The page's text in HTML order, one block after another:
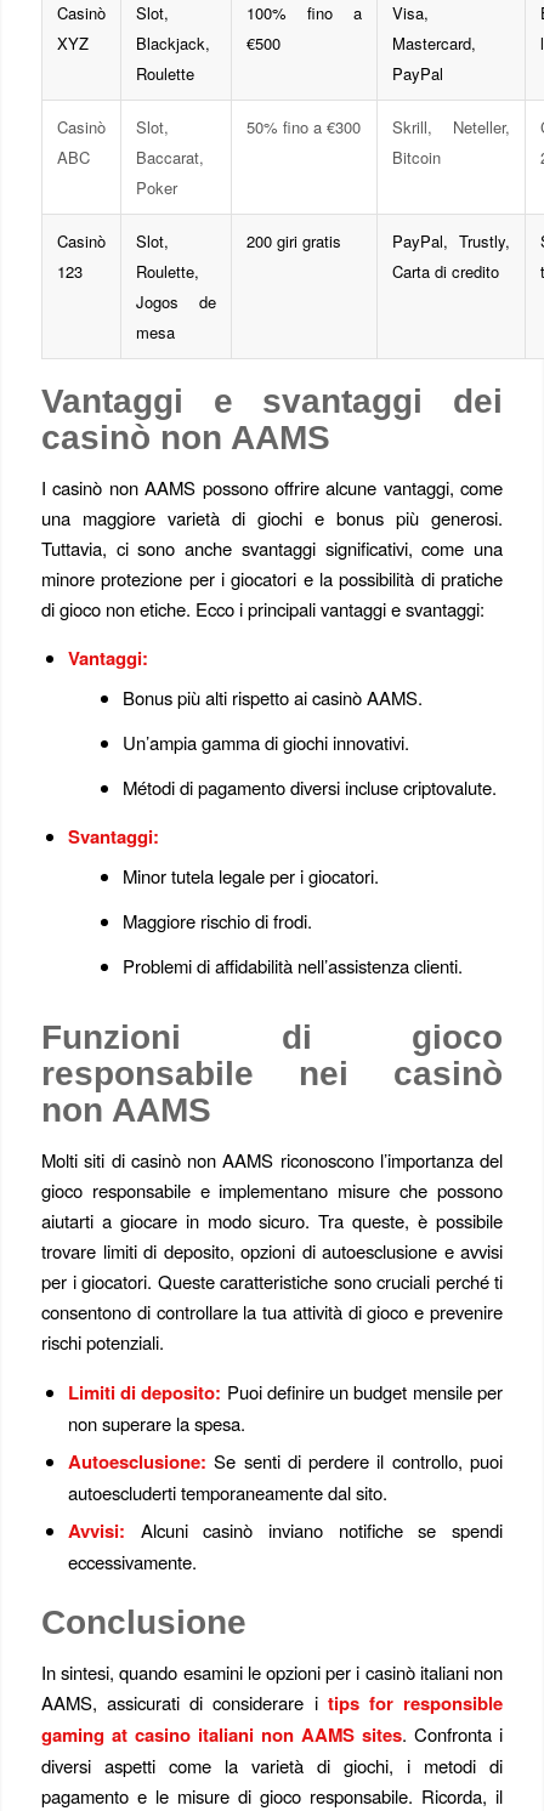
Casinò
XYZ
Slot,
Blackjack,
Roulette
100% fino a
€500
Visa,
Mastercard,
PayPal
Casinò
ABC
Slot,
Baccarat,
Poker
50% fino a €300
Skrill, Neteller,
Bitcoin
Casinò
123
Slot,
Roulette,
Jogos de
mesa
200 giri gratis
PayPal, Trustly,
Carta di credito
Vantaggi e svantaggi dei
casinò non AAMS
I casinò non AAMS possono offrire alcune vantaggi, come
una maggiore varietà di giochi e bonus più generosi.
Tuttavia, ci sono anche svantaggi significativi, come una
minore protezione per i giocatori e la possibilità di pratiche
di gioco non etiche. Ecco i principali vantaggi e svantaggi:
Vantaggi:
Bonus più alti rispetto ai casinò AAMS.
Un’ampia gamma di giochi innovativi.
Métodi di pagamento diversi incluse criptovalute.
Svantaggi:
Minor tutela legale per i giocatori.
Maggiore rischio di frodi.
Problemi di affidabilità nell’assistenza clienti.
Funzioni di gioco
responsabile nei casinò
non AAMS
Molti siti di casinò non AAMS riconoscono l’importanza del
gioco responsabile e implementano misure che possono
aiutarti a giocare in modo sicuro. Tra queste, è possibile
trovare limiti di deposito, opzioni di autoesclusione e avvisi
per i giocatori. Queste caratteristiche sono cruciali perché ti
consentono di controllare la tua attività di gioco e prevenire
rischi potenziali.
Limiti di deposito: Puoi definire un budget mensile per
non superare la spesa.
Autoesclusione: Se senti di perdere il controllo, puoi
autoescluderti temporaneamente dal sito.
Avvisi: Alcuni casinò inviano notifiche se spendi
eccessivamente.
Conclusione
In sintesi, quando esamini le opzioni per i casinò italiani non
AAMS, assicurati di considerare i tips for responsible
gaming at casino italiani non AAMS sites. Confronta i
diversi aspetti come la varietà di giochi, i metodi di
pagamento e le misure di gioco responsabile. Ricorda, il